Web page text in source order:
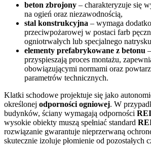
beton zbrojony – charakteryzuje się
na ogień oraz niezawodnością,
stal konstrukcyjna – wymaga
przeciwpożarowej w postaci farb
ogniotrwałych lub specjalnego
elementy prefabrykowane z betonu
przyspieszają proces montażu,
obowiązującymi normami oraz
parametrów technicznych.
Klatki schodowe projektuje się jako
określonej odporności ogniowej. W
budynków, ściany wymagają odporności
wysokie obiekty muszą spełniać standard
rozwiązanie gwarantuje nieprzerwaną
skutecznie izoluje płomienie od pozostałych